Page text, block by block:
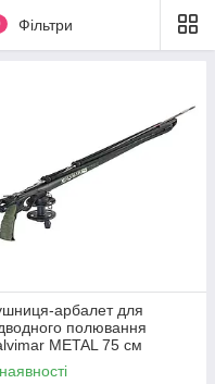
Фільтри
арбалет для
полювання
METAL 75 см